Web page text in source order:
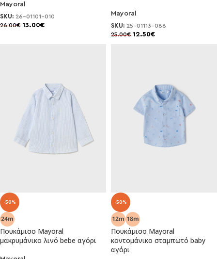
Mayoral
SKU: 26-01101-010
26.00€ 13.00€
Mayoral
SKU: 25-01113-088
25.00€ 12.50€
-50%
Πουκάμισο Mayoral
μακρυμάνικο λινό bebe αγόρι
-50%
Πουκάμισο Mayoral
κοντομάνικο σταμπωτό baby
αγόρι